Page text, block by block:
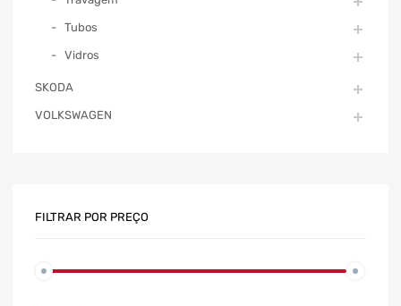
Tubos
Vidros
SKODA
VOLKSWAGEN
FILTRAR POR PREÇO